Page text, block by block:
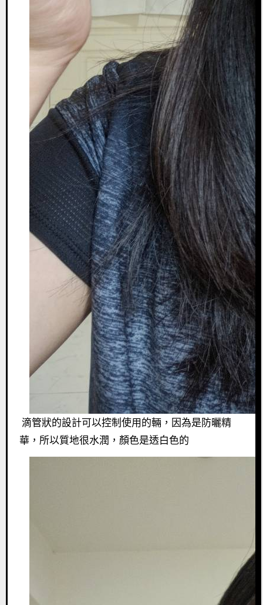
滴管狀的設計可以控制使用的輛，因為是防曬精
華，所以質地很水潤，顏色是透白色的